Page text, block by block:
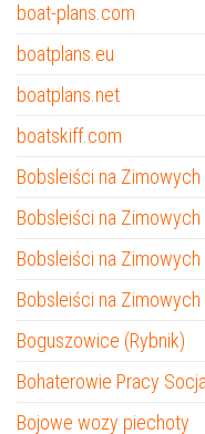
boat-plans.com
boatplans.eu
boatplans.net
boatskiff.com
Bobsleiści na
Bobsleiści na
Bobsleiści na
Bobsleiści na
Boguszowice (Rybnik)
Bohaterowie Pracy
Bojowe wozy piechoty